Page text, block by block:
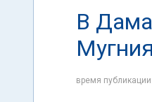
В
Мугния
время